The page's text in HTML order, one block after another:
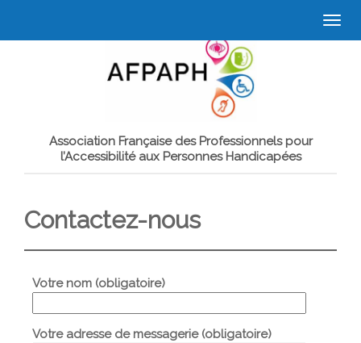
Association Française des Professionnels pour
l’Accessibilité aux Personnes Handicapées
Contactez-nous
Votre nom (obligatoire)
Votre adresse de messagerie (obligatoire)